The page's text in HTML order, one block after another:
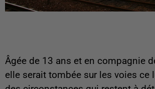
Âgée de 13 ans et en compagnie
elle serait tombée sur les voies ce